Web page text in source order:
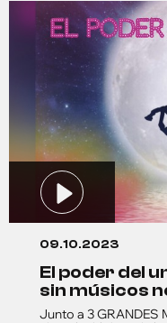
09.10.2023
el poder del unicornio 09/10/2023:
sin músicos
Junto a 3 GRANDES